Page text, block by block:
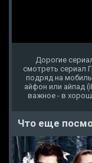
Дорогие
смотреть сериал
подряд на
айфон или айпад
важное - в
Что еще